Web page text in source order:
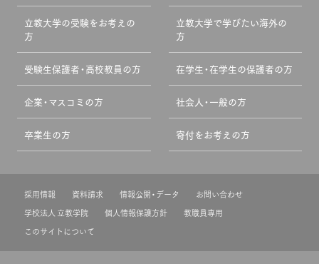
立教大学の受験をお考えの
方
立教大学で学びたい海外の
方
受験生保護者・高校教員の方 在学生・在学生の保護者の方
企業・マスコミの方 社会人・一般の方
卒業生の方 寄付をお考えの方
採用情報 資料請求 情報公開・データ
お問い合わせ
学校法人 立教学院
個人情報保護方針
教職員専用
このサイトについて